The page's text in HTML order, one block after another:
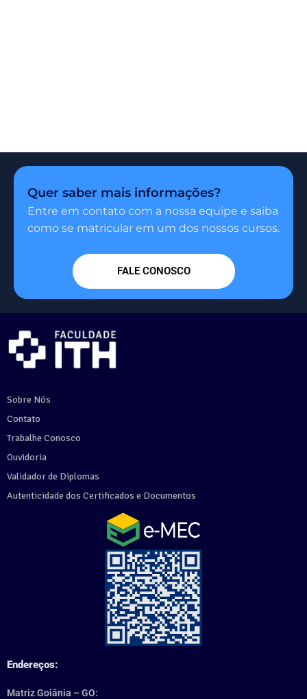
Quer saber mais informações?
Entre em contato com a nossa equipe e saiba
como se matricular em um dos nossos cursos.
FALE CONOSCO
Sobre Nós
Contato
Trabalhe Conosco
Ouvidoria
Validador de Diplomas
Autenticidade dos Certificados e Documentos
Endereços:
Matriz Goiânia – GO: